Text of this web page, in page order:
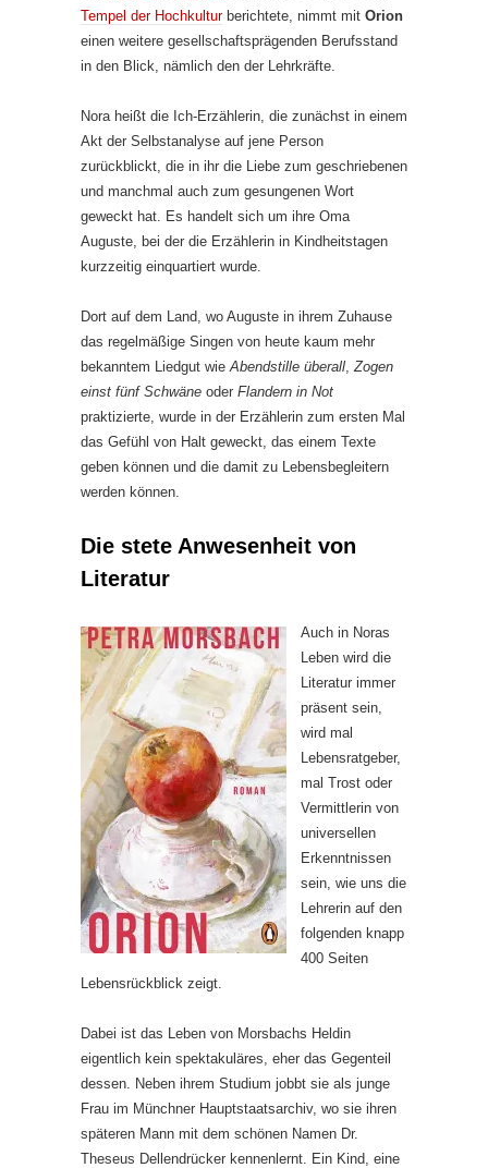
Tempel der Hochkulturberichtete, nimmt mit Orion
einen weitere gesellschaftsprägenden Berufsstand
in den Blick, nämlich den der Lehrkräfte.
Nora heißt die Ich-Erzählerin, die zunächst in einem
Akt der Selbstanalyse auf jene Person
zurückblickt, die in ihr die Liebe zum geschriebenen
und manchmal auch zum gesungenen Wort
geweckt hat. Es handelt sich um ihre Oma
Auguste, bei der die Erzählerin in Kindheitstagen
kurzzeitig einquartiert wurde.
Dort auf dem Land, wo Auguste in ihrem Zuhause
das regelmäßige Singen von heute kaum mehr
bekanntem Liedgut wie Abendstille überall Zogen
einst fünf Schwäne oder Flandern in Not
praktizierte, wurde in der Erzählerin zum ersten Mal
das Gefühl von Halt geweckt, das einem Texte
geben können und die damit zu Lebensbegleitern
werden können.
Die stete Anwesenheit von
Literatur
Auch in Noras
Leben wird die
Literatur immer
präsent sein,
wird mal
Lebensratgeber,
mal Trost oder
Vermittlerin von
universellen
Erkenntnissen
sein, wie uns die
Lehrerin auf den
folgenden knapp
400 Seiten
Lebensrückblick zeigt.
Dabei ist das Leben von Morsbachs Heldin
eigentlich kein spektakuläres, eher das Gegenteil
dessen. Neben ihrem Studium jobbt sie als junge
Frau im Münchner Hauptstaatsarchiv, wo sie ihren
späteren Mann mit dem schönen Namen Dr.
Theseus Dellendrücker kennenlernt. Ein Kind, eine